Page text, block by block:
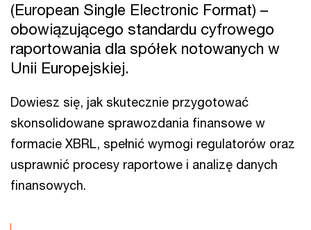
(European Single Electronic Format) –
obowiązującego standardu cyfrowego
raportowania dla spółek notowanych w
Unii Europejskiej.
Dowiesz się, jak skutecznie przygotować
skonsolidowane sprawozdania finansowe w
formacie XBRL, spełnić wymogi regulatorów oraz
usprawnić procesy raportowe i analizę danych
finansowych.